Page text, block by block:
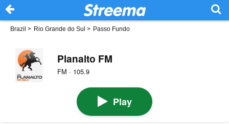
Brazil > Rio Grande do Sul > Passo Fundo
Planalto FM
FM · 105.9
Play